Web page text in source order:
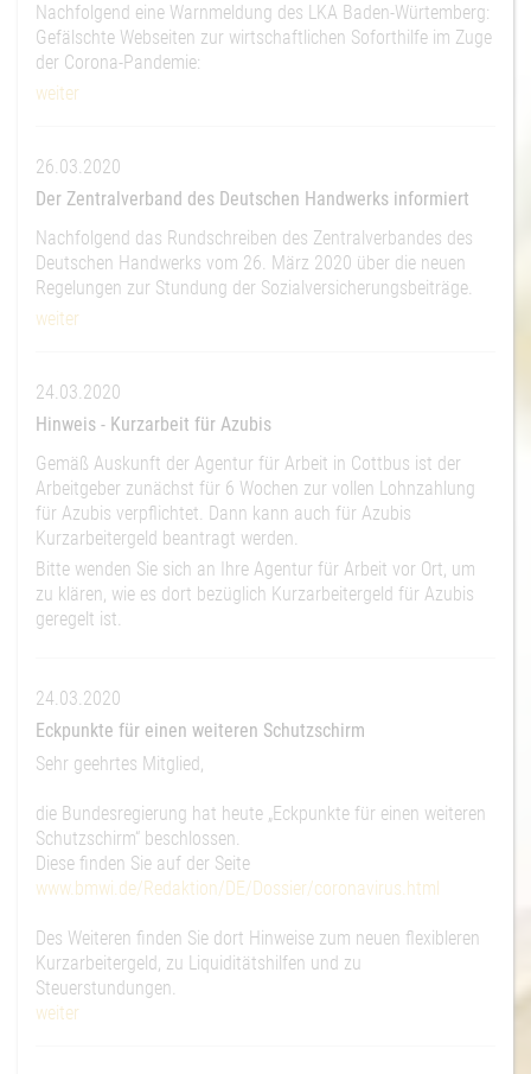
Nachfolgend eine Warnmeldung des LKA Baden-Würtemberg:
Gefälschte Webseiten zur wirtschaftlichen Soforthilfe im Zuge
der Corona-Pandemie:
weiter
26.03.2020
Der Zentralverband des Deutschen Handwerks informiert
Nachfolgend das Rundschreiben des Zentralverbandes des
Deutschen Handwerks vom 26. März 2020 über die neuen
Regelungen zur Stundung der Sozialversicherungsbeiträge.
weiter
24.03.2020
Hinweis - Kurzarbeit für Azubis
Gemäß Auskunft der Agentur für Arbeit in Cottbus ist der
Arbeitgeber zunächst für 6 Wochen zur vollen Lohnzahlung
für Azubis verpflichtet. Dann kann auch für Azubis
Kurzarbeitergeld beantragt werden.
Bitte wenden Sie sich an Ihre Agentur für Arbeit vor Ort, um
zu klären, wie es dort bezüglich Kurzarbeitergeld für Azubis
geregelt ist.
24.03.2020
Eckpunkte für einen weiteren Schutzschirm
Sehr geehrtes Mitglied,
die Bundesregierung hat heute „Eckpunkte für einen weiteren
Schutzschirm“ beschlossen.
Diese finden Sie auf der Seite
www.bmwi.de/Redaktion/DE/Dossier/coronavirus.html
Des Weiteren finden Sie dort Hinweise zum neuen flexibleren
Kurzarbeitergeld, zu Liquiditätshilfen und zu
Steuerstundungen.
weiter